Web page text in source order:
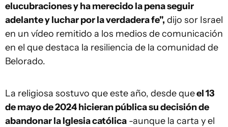
elucubraciones y ha merecido la pena seguir
adelante y luchar por la verdadera fe", dijo sor Israel
en un vídeo remitido a los medios de comunicación
en el que destaca la resiliencia de la comunidad de
Belorado.
La religiosa sostuvo que este año, desde queel 13
de mayo de 2024 hicieran pública su decisión de
abandonar la Iglesia católica -aunque la carta y el